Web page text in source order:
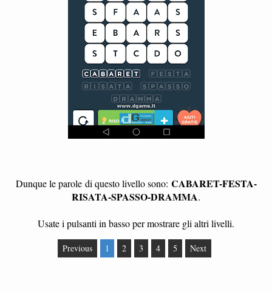
Dunque le paroledi questo livello sono: CABARET-FESTA-
RISATA-SPASSO-DRAMMA.
Usate i pulsanti in basso per mostrare gli altri livelli.
Previous 1 2 3 4 5 Next